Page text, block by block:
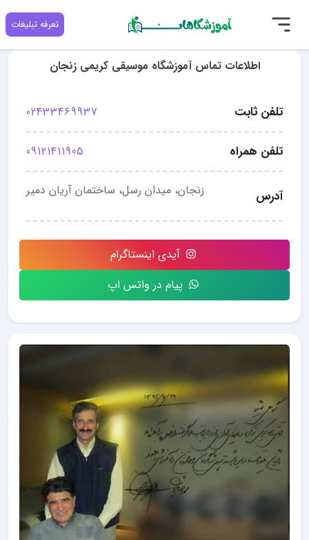
تعرفه تبلیغات
اطلاعات تماس آموزشگاه موسیقی کریمی زنجان
تلفن ثابت 02433469937
تلفن همراه 09121411905
آدرس زنجان، میدان رسل، ساختمان آریان دمیر
آیدی اینستاگرام
پیام در واتس اپ